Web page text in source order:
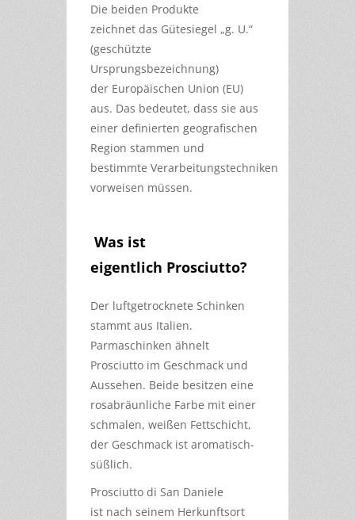
Die beiden Produkte
zeichnet das Gütesiegel „g. U.“
(geschützte
Ursprungsbezeichnung)
der Europäischen Union (EU)
aus. Das bedeutet, dass sie aus
einer definierten geografischen
Region stammen und
bestimmte Verarbeitungstechniken
vorweisen müssen.
Was ist
eigentlich Prosciutto?
Der luftgetrocknete Schinken
stammt aus Italien.
Parmaschinken ähnelt
Prosciutto im Geschmack und
Aussehen. Beide besitzen eine
rosabräunliche Farbe mit einer
schmalen, weißen Fettschicht,
der Geschmack ist aromatisch-
süßlich.
Prosciutto di San Daniele
ist nach seinem Herkunftsort